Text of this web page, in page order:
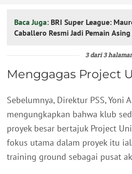
Baca Juga: BRI Super League:
Caballero Resmi Jadi Pemain
3 dari 3
Menggagas Project
Sebelumnya, Direktur PSS, Yoni
mengungkapkan bahwa klub
proyek besar bertajuk Project
fokus utama dalam proyek itu
training ground sebagai pusat